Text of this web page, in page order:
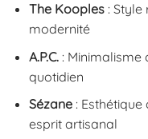
The Kooples: Style
modernité
A.P.C.: Minimalisme
quotidien
Sézane: Esthétique
esprit artisanal